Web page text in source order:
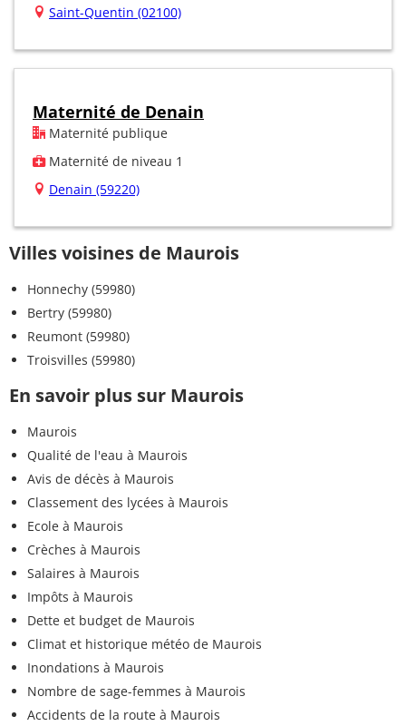
Saint-Quentin (02100)
Maternité de Denain
Maternité publique
Maternité de niveau 1
Denain (59220)
Villes voisines de Maurois
Honnechy (59980)
Bertry (59980)
Reumont (59980)
Troisvilles (59980)
En savoir plus sur Maurois
Maurois
Qualité de l'eau à Maurois
Avis de décès à Maurois
Classement des lycées à Maurois
Ecole à Maurois
Crèches à Maurois
Salaires à Maurois
Impôts à Maurois
Dette et budget de Maurois
Climat et historique météo de Maurois
Inondations à Maurois
Nombre de sage-femmes à Maurois
Accidents de la route à Maurois